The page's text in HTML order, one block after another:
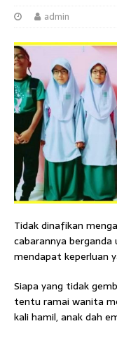
admin
Tidak dinafikan
cabarannya
mendapat keperluan
Siapa yang tidak
tentu ramai wanita
kali hamil, anak dah